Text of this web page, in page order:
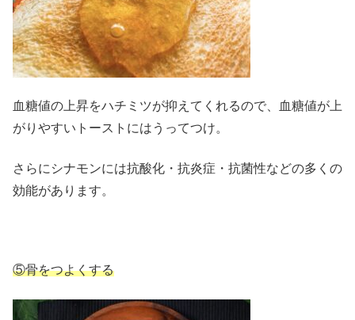
血糖値の上昇をハチミツが抑えてくれるので、血糖値が上
がりやすいトーストにはうってつけ。
さらにシナモンには抗酸化・抗炎症・抗菌性などの多くの
効能があります。
⑤骨をつよくする